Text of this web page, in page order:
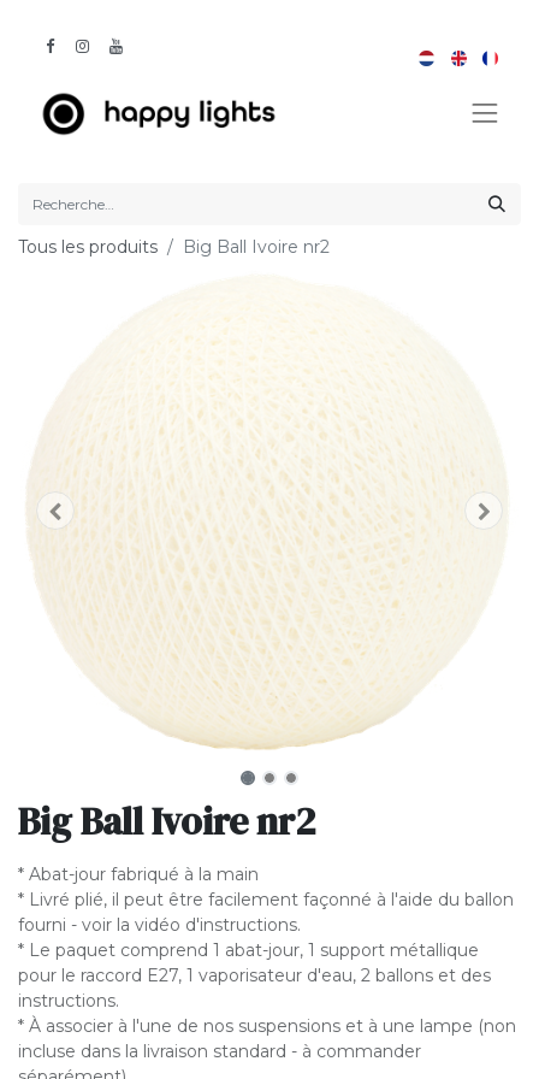
Tous les produits Big Ball Ivoire nr2
Big Ball Ivoire nr2
* Abat-jour fabriqué à la main
* Livré plié, il peut être facilement façonné à l'aide du ballon
fourni - voir la vidéo d'instructions.
* Le paquet comprend 1 abat-jour, 1 support métallique
pour le raccord E27, 1 vaporisateur d'eau, 2 ballons et des
instructions.
* À associer à l'une de nos suspensions et à une lampe (non
incluse dans la livraison standard - à commander